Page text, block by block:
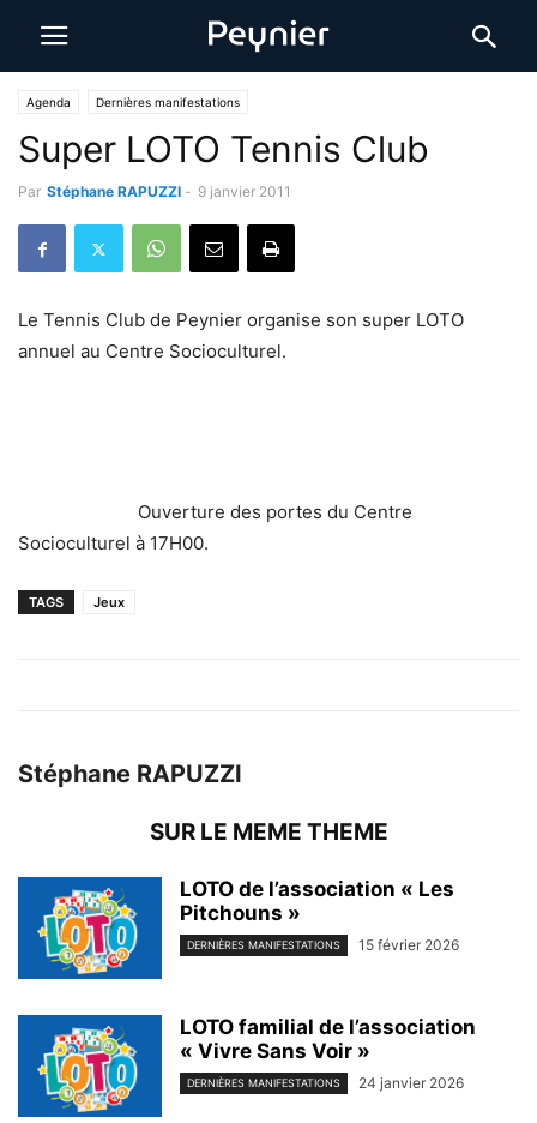
Agenda Dernières manifestations
Super LOTO Tennis Club
Par Stéphane RAPUZZI - 9 janvier 2011
Le Tennis Club de Peynier organise son super LOTO
annuel au Centre Socioculturel.
Ouverture des portes du Centre
Socioculturel à 17H00.
TAGS Jeux
Stéphane RAPUZZI
SUR LE MEME THEME
LOTO de l’association « Les
Pitchouns »
DERNIÈRES MANIFESTATIONS 15 février 2026
LOTO familial de l’association
« Vivre Sans Voir »
DERNIÈRES MANIFESTATIONS 24 janvier 2026